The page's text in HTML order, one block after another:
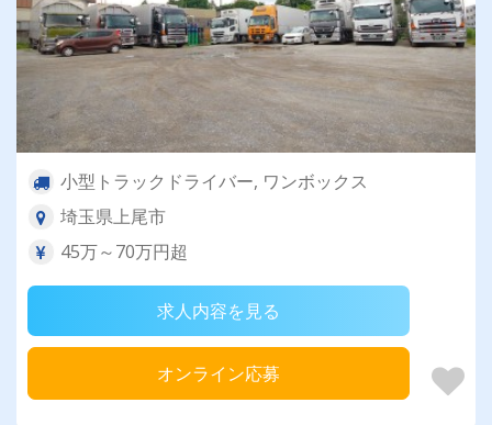
小型トラックドライバー, ワンボックス
埼玉県上尾市
45万～70万円超
求人内容を見る
オンライン応募